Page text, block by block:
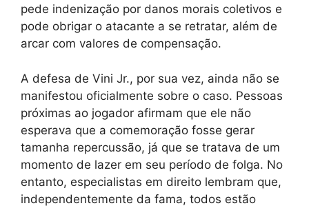
pede indenização por danos morais coletivos e
pode obrigar o atacante a se retratar, além de
arcar com valores de compensação.
A defesa de Vini Jr., por sua vez, ainda não se
manifestou oficialmente sobre o caso. Pessoas
próximas ao jogador afirmam que ele não
esperava que a comemoração fosse gerar
tamanha repercussão, já que se tratava de um
momento de lazer em seu período de folga. No
entanto, especialistas em direito lembram que,
independentemente da fama, todos estão